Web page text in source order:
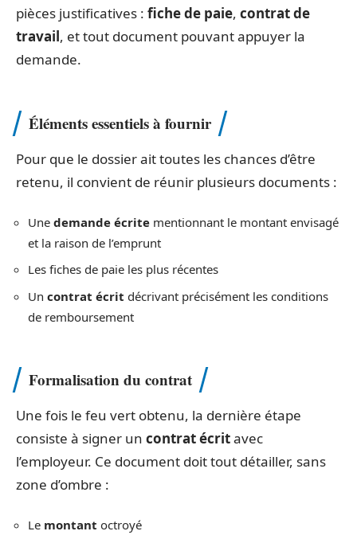
pièces justificatives : fiche de paie, contrat de
travail, et tout document pouvant appuyer la
demande.
Éléments essentiels à fournir
Pour que le dossier ait toutes les chances d’être
retenu, il convient de réunir plusieurs documents :
Une demande écrite mentionnant le montant envisagé
et la raison de l’emprunt
Les fiches de paie les plus récentes
Un contrat écrit décrivant précisément les conditions
de remboursement
Formalisation du contrat
Une fois le feu vert obtenu, la dernière étape
consiste à signer un contrat écritavec
l’employeur. Ce document doit tout détailler, sans
zone d’ombre :
Le montant octroyé